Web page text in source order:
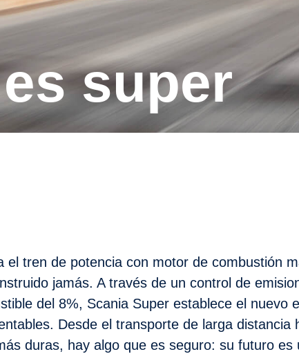
es super
el tren de potencia con motor de combustión
jamás. A través de un control de
del 8%, Scania Super establece el nuevo
Desde el transporte de larga distancia
duras, hay algo que es seguro: su futuro es